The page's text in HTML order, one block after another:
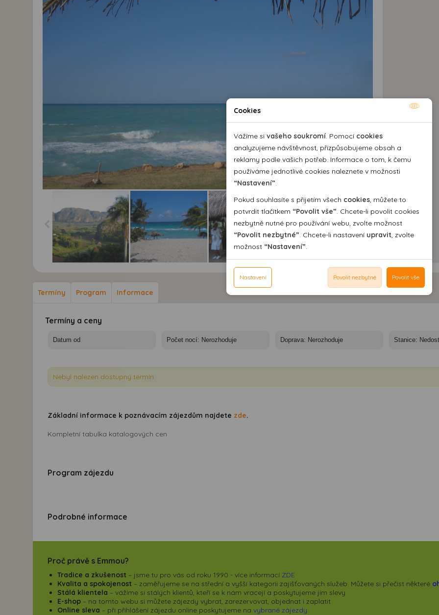
Kuba, perla Karibiku Kuba, perla Karibiku Kuba, perla Karibiku
Termíny Program Informace
Termíny a ceny
Nebyl nalezen dostupný termín.
Základní informace k poznávacím zájezdům najdete zde.
Kompletní tabulka katalogových cen
Program zájezdu
Podrobné informace
Proč právě s Emmou?
Tradice a zkušenost – jsme tu pro vás od roku 1990 - více informací ZDE
Kvalita a spokojenost – zaměřujeme se na střední a vyšší kategorii zajišťovaných služeb. Můžete si přečíst některé
Stálá klientela – vážíme si stálých klientů, kteří se k nám vracejí a poskytujeme jim slevy
E-shop – na tomto webu si můžete zájezdy vybrat, zarezervovat, objednat i zaplatit
Online sleva – při přihlášení zájezdu online poskytujeme na vybrané zájezdy
Cookies
Vážíme si vašeho soukromí . Pomocí cookies
analyzujeme návštěvnost, přizpůsobujeme obsah a
reklamy podle vašich potřeb. Informace o tom, k čemu
používáme jednotlivé cookies naleznete v možnosti
“Nastavení”
Pokud souhlasíte s přijetím všech cookies , můžete to
potvrdit tlačítkem “Povolit vše” . Chcete-li povolit cookies
nezbytně nutné pro používání webu, zvolte možnost
“Povolit nezbytné” . Chcete-li nastavení upravit , zvolte
možnost “Nastavení”
Nastavení Povolit vše
Povolit nezbytné
Nutné cookies pomáhají, aby byla webová stránka
použitelná tak, že umožní základní funkce jako navigace
stránky a přístup k zabezpečeným sekcím webové stránky.
Webová stránka nemůže správně fungovat bez těchto
cookies.
Analytické cookies
Pomocí analytických cookies můžeme měřit návštěvnost
našeho webu, zdroje návštěv, výkon reklam a také jejich
dosah. Takto získaná data zpracováváme anonymně bez
vazby na konkrétního uživatele našeho webu. Bez vašeho
souhlasu s používáním analytických cookies, ztrácíme
možnost analýzy výkonu a optimalizace našeho webu.
Personální cookies
Personalizační soubory cookies nám umožňují přizpůsobit
prohlížení webu dle vašich zájmů a preferencí. Bez
souhlasu může dojít mj. k zobrazování informací
neodpovídající Vaším potřebám, méně užitečné nabídce či
doporučení.
Reklamní cookies
Reklamní cookies používáme my nebo třetí strana k
zobrazování relevantní reklamy nebo obsahu jak na
možná bezprostřední identifikace uživatele. Bez vyjádření